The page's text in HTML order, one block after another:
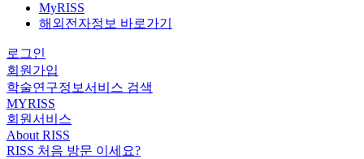
MyRISS
해외전자정보 바로가기
로그인
회원가입
학술연구정보서비스 검색
MYRISS
회원서비스
About RISS
RISS 처음 방문 이세요?